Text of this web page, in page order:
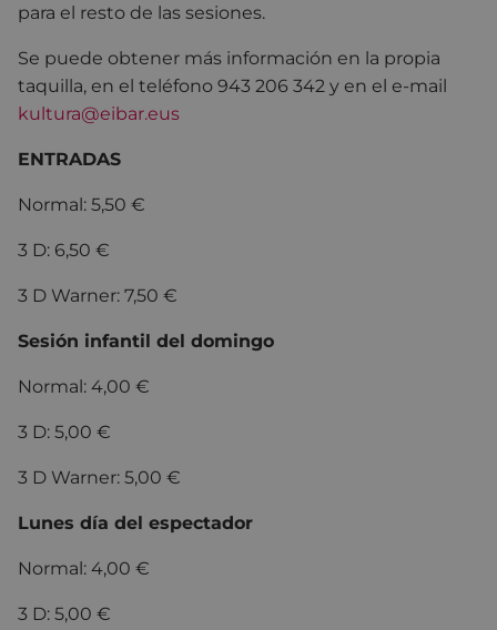
para el resto de las sesiones.
Se puede obtener más información en la propia
taquilla, en el teléfono 943 206 342 y en el e-mail
kultura@eibar.eus
ENTRADAS
Normal: 5,50 €
3 D: 6,50 €
3 D Warner: 7,50 €
Sesión infantil del domingo
Normal: 4,00 €
3 D: 5,00 €
3 D Warner: 5,00 €
Lunes día del espectador
Normal: 4,00 €
3 D: 5,00 €